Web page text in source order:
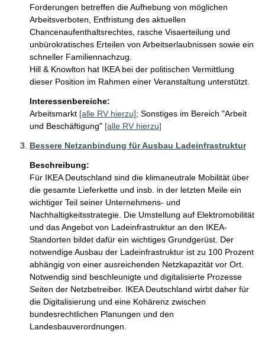
Forderungen betreffen die Aufhebung von möglichen
Arbeitsverboten, Entfristung des aktuellen
Chancenaufenthaltsrechtes, rasche Visaerteilung und
unbürokratisches Erteilen von Arbeitserlaubnissen sowie ein
schneller Familiennachzug.
Hill & Knowlton hat IKEA bei der politischen Vermittlung
Interessenbereiche:
Arbeitsmarkt [alle RV hierzu]; Sonstiges im Bereich "Arbeit
und Beschäftigung" [alle RV hierzu]
Bessere Netzanbindung für Ausbau Ladeinfrastruktur
Beschreibung:
Für IKEA Deutschland sind die klimaneutrale Mobilität über
die gesamte Lieferkette und insb. in der letzten Meile ein
wichtiger Teil seiner Unternehmens- und
Nachhaltigkeitsstrategie. Die Umstellung auf Elektromobilität
und das Angebot von Ladeinfrastruktur an den IKEA-
Standorten bildet dafür ein wichtiges Grundgerüst. Der
notwendige Ausbau der Ladeinfrastruktur ist zu 100 Prozent
abhängig von einer ausreichenden Netzkapazität vor Ort.
Notwendig sind beschleunigte und digitalisierte Prozesse
Seiten der Netzbetreiber. IKEA Deutschland wirbt daher für
die Digitalisierung und eine Kohärenz zwischen
bundesrechtlichen Planungen und den
Landesbauverordnungen.